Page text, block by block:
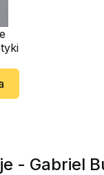
- Gabriel